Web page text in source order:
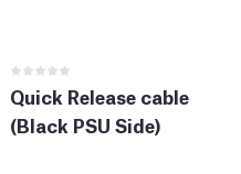
Quick Release cable
(Black PSU Side)